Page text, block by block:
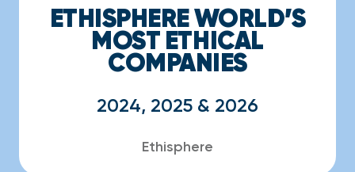
ETHISPHERE WORLD’S
MOST ETHICAL
COMPANIES
2024, 2025 & 2026
Ethisphere